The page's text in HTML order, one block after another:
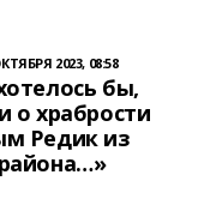
2023, 08:58
бы,
о храбрости
Редик из